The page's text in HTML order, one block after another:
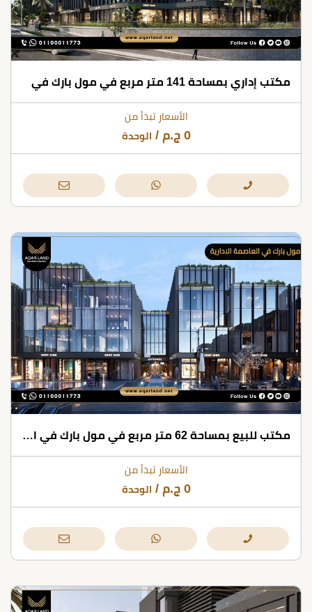
مكتب إداري بمساحة 141 متر مربع في مول بارك في
الأسعار تبدأ من
0 ج.م / الوحدة
مكتب للبيع بمساحة 62 متر مربع في مول بارك في التجمع الخامس
الأسعار تبدأ من
0 ج.م / الوحدة